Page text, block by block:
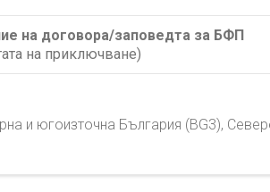
на договора/заповедта за БФП
на приключване)
и югоизточна България (BG3),